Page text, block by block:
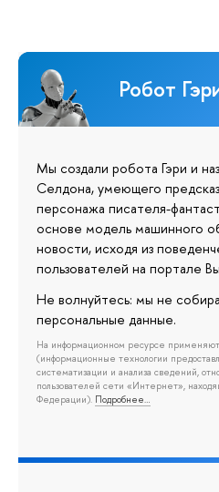
Робот
Мы создали робота Гэри и
Селдона, умеющего
персонажа писателя-
основе модель машинного
новости, исходя из
пользователей на портале
Не волнуйтесь: мы не
персональные данные.
На информационном ресурсе
(информационные технологии
систематизации и анализа сведений,
пользователей сети «Интернет»,
Федерации). Подробнее…